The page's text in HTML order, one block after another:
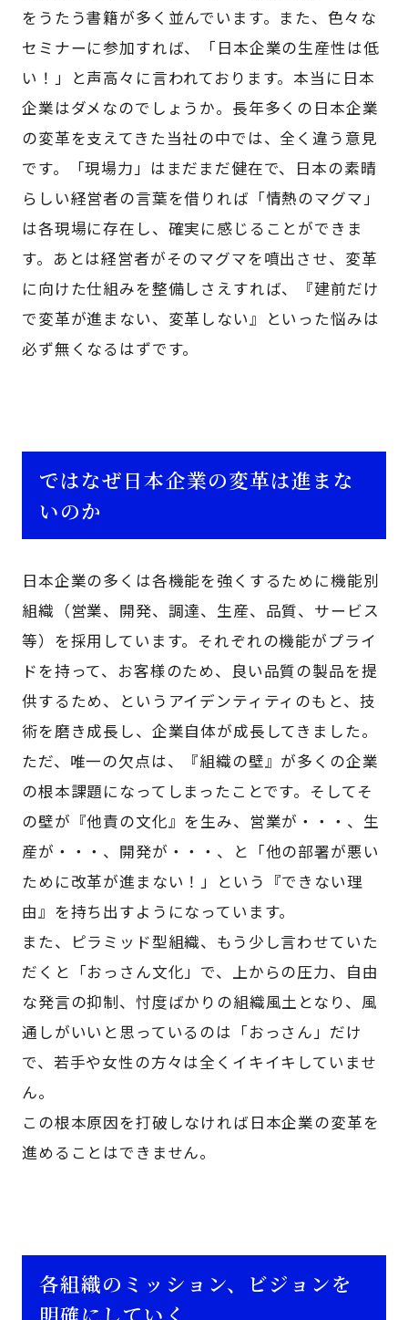
をうたう書籍が多く並んでいます。また、色々な
セミナーに参加すれば、「日本企業の生産性は低
い！」と声高々に言われております。本当に日本
企業はダメなのでしょうか。長年多くの日本企業
の変革を支えてきた当社の中では、全く違う意見
です。「現場力」はまだまだ健在で、日本の素晴
らしい経営者の言葉を借りれば「情熱のマグマ」
は各現場に存在し、確実に感じることができま
す。あとは経営者がそのマグマを噴出させ、変革
に向けた仕組みを整備しさえすれば、『建前だけ
で変革が進まない、変革しない』といった悩みは
必ず無くなるはずです。
ではなぜ日本企業の変革は進まな
いのか
日本企業の多くは各機能を強くするために機能別
組織（営業、開発、調達、生産、品質、サービス
等）を採用しています。それぞれの機能がプライ
ドを持って、お客様のため、良い品質の製品を提
供するため、というアイデンティティのもと、技
術を磨き成長し、企業自体が成長してきました。
ただ、唯一の欠点は、『組織の壁』が多くの企業
の根本課題になってしまったことです。そしてそ
の壁が『他責の文化』を生み、営業が・・・、生
産が・・・、開発が・・・、と「他の部署が悪い
ために改革が進まない！」という『できない理
由』を持ち出すようになっています。
また、ピラミッド型組織、もう少し言わせていた
だくと「おっさん文化」で、上からの圧力、自由
な発言の抑制、忖度ばかりの組織風土となり、風
通しがいいと思っているのは「おっさん」だけ
で、若手や女性の方々は全くイキイキしていませ
ん。
この根本原因を打破しなければ日本企業の変革を
進めることはできません。
各組織のミッション、ビジョンを
明確にしていく